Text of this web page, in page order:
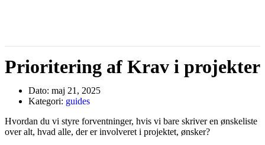
Prioritering af Krav i projekter
Dato: maj 21, 2025
Kategori: guides
Hvordan du vi styre forventninger, hvis vi bare skriver en ønskeliste
over alt, hvad alle, der er involveret i projektet, ønsker?